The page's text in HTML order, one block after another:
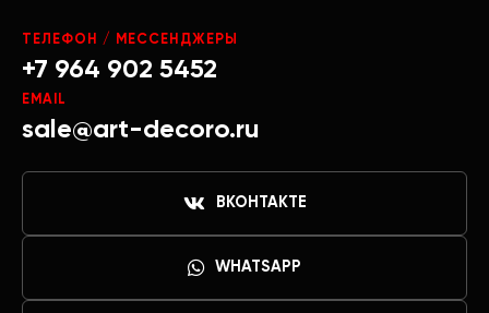
ТЕЛЕФОН / МЕССЕНДЖЕРЫ
+7 964 902 5452
EMAIL
sale@art-decoro.ru
ВКОНТАКТЕ
WHATSAPP